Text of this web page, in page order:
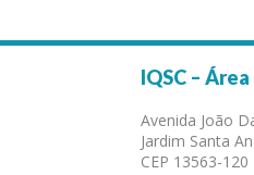
IQSC – Área
Avenida João
Jardim Santa
CEP 13563-